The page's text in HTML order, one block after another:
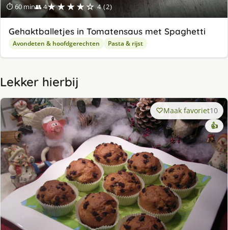
⏱ 60 min👥 4★★★★☆ 4 (2)
Gehaktballetjes in Tomatensaus met Spaghetti
Avondeten & hoofdgerechten Pasta & rijst
Lekker hierbij
Maak favoriet10
👍